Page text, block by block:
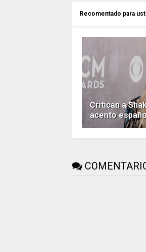
Recomentado para
Critican a
acento